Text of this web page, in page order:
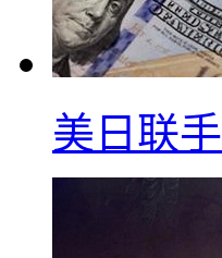
美日联